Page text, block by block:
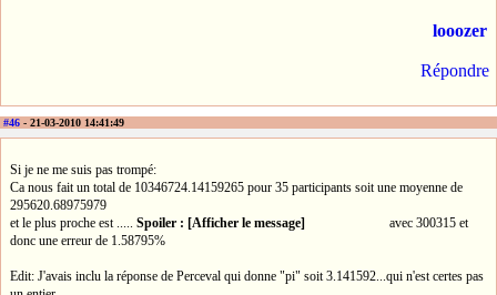
looozer
Répondre
#46 - 21-03-2010 14:41:49
Si je ne me suis pas trompé:
Ca nous fait un total de 10346724.14159265 pour 35 participants soit une moyenne de
295620.68975979
et le plus proche est ..... Spoiler : [Afficher le message]
avec 300315 et
donc une erreur de 1.58795%
Edit: J'avais inclu la réponse de Perceval qui donne "pi" soit 3.141592...qui n'est certes pas